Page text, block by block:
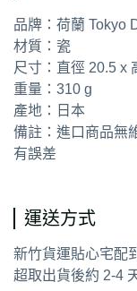
品牌：荷蘭 Tokyo
材質：瓷
尺寸：直徑 20.5 x
重量：310 g
產地：日本
備註：進口商品無
有誤差
運送方式
新竹貨運貼心宅配
超取出貨後約 2-4